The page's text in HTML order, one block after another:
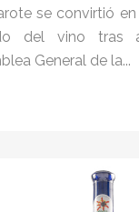
se convirtió
del vino tras
General de la...